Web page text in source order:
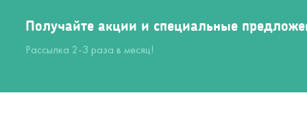
Получайте акции и специальные
Рассылка 2-3 раза в месяц!